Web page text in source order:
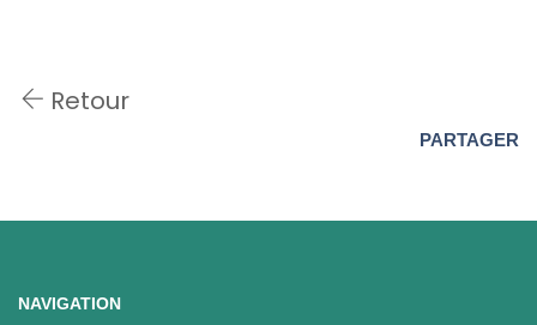
Retour
PARTAGER
NAVIGATION